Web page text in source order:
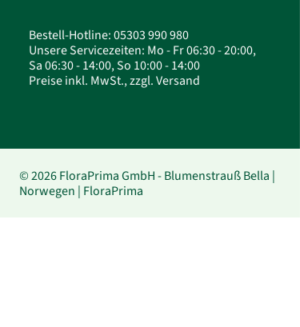
Bestell-Hotline: 05303 990 980
Unsere Servicezeiten: Mo - Fr 06:30 - 20:00,
Sa 06:30 - 14:00, So 10:00 - 14:00
Preise inkl. MwSt., zzgl. Versand
© 2026 FloraPrima GmbH - Blumenstrauß Bella |
Norwegen | FloraPrima